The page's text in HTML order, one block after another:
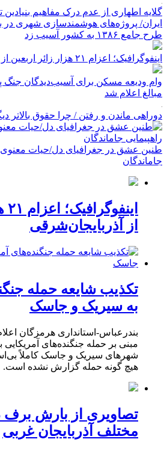
گلایه اطهاری از عدم درک مفاهیم بنیادین
ایران/ پروژه‌های هوشمندسازی شهری در
طرح جامع ۱۳۸۶ به کشور آسیب زد
اینفوگرافیک؛ اعزام ۲۱ هزار زائر اربعین از آذربایجان‌شرقی
وام ودیعه مسکن برای آسیب‌دیدگان
مبالغ اعلام شد
دوراهی ماندن و رفتن / چرا حقوق بالاتر
طنین عشق در جغرافیای دل/حیات معنوی و
جاماندگان
از آذربایجان‌شرقی
تکذیب شایعه حمله
به سیریک و جاسک
بندرعباس-استانداری هرمزگان
مبنی بر حمله جنگنده‌های
شهرهای سیریک و جاسک کاملاً
هیچ گونه حمله گزارش نشده است.
تصاویری از بارش برف
مختلف آذربایجان غربی